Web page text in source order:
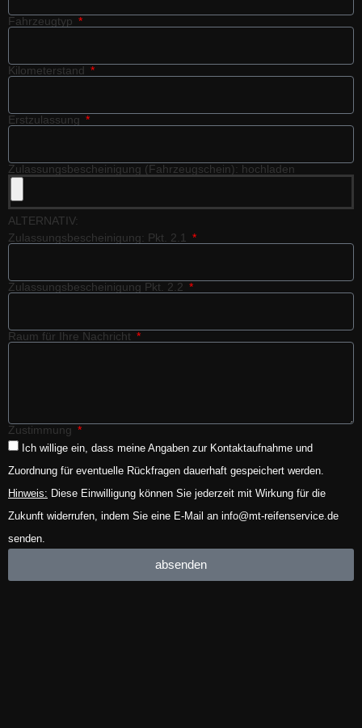
Fahrzeugtyp
Kilometerstand
Erstzulassung
Zulassungsbescheinigung (Fahrzeugschein): hochladen
ALTERNATIV:
Zulassungsbescheinigung: Pkt. 2.1
Zulassungsbescheinigung Pkt. 2.2
Raum für Ihre Nachricht
Zustimmung
Ich willige ein, dass meine Angaben zur Kontaktaufnahme und
Zuordnung für eventuelle Rückfragen dauerhaft gespeichert werden.
Hinweis: Diese Einwilligung können Sie jederzeit mit Wirkung für die
Zukunft widerrufen, indem Sie eine E-Mail an info@mt-reifenservice.de
senden.
absenden